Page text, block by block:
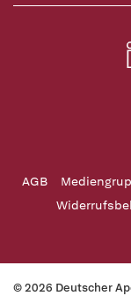
AGB
© 2026 Deutscher